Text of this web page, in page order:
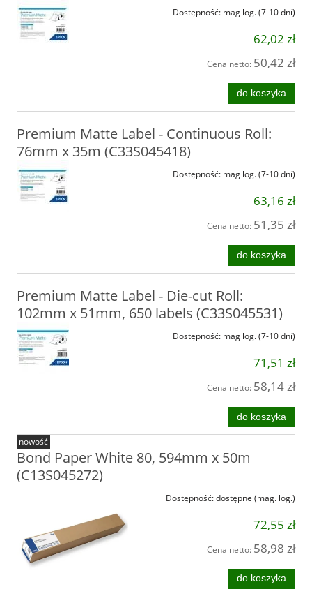
Dostępność: mag log. (7-10 dni)
62,02 zł
Cena netto: 50,42 zł
do koszyka
Premium Matte Label - Continuous Roll:
76mm x 35m (C33S045418)
Dostępność: mag log. (7-10 dni)
63,16 zł
Cena netto: 51,35 zł
do koszyka
Premium Matte Label - Die-cut Roll:
102mm x 51mm, 650 labels (C33S045531)
Dostępność: mag log. (7-10 dni)
71,51 zł
Cena netto: 58,14 zł
do koszyka
Bond Paper White 80, 594mm x 50m
(C13S045272)
Dostępność:dostępne (mag. log.)
72,55 zł
Cena netto: 58,98 zł
do koszyka
nowość